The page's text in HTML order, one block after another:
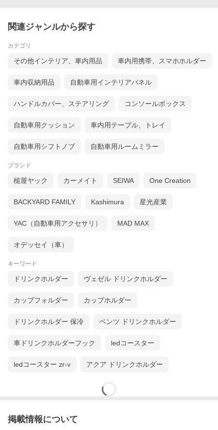
関連ジャンルから探す
カテゴリ
その他インテリア、車内用品 車内用携帯、スマホホルダー
車内収納用品 自動車用インテリアパネル
ハンドルカバー、ステアリング コンソールボックス
自動車用クッション 車内用テーブル、トレイ
自動車用シフトノブ 自動車用ルームミラー
ブランド
槌屋ヤック カーメイト SEIWA One Creation
BACKYARD FAMILY Kashimura 星光産業
YAC（自動車用アクセサリ） MAD MAX
オデッセイ（車）
キーワード
ドリンクホルダー ヴェゼル ドリンクホルダー
カップフォルダー カップホルダー
ドリンクホルダー 保冷 ベンツ ドリンクホルダー
車ドリンクホルダーフック ledコースター
ledコースター zr-v アクア ドリンクホルダー
掲載情報について